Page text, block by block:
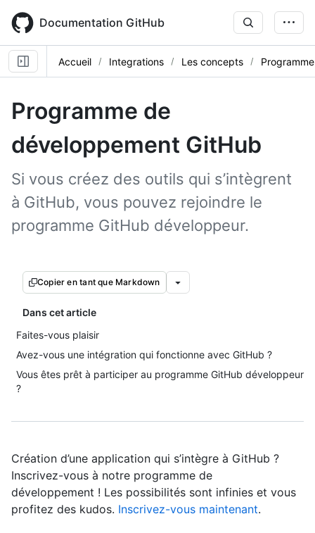
main
content
Documentation GitHub
Accueil Integrations Les concepts
Programme de
développement GitHub
Si vous créez des outils qui s’intègrent
à GitHub, vous pouvez rejoindre le
programme GitHub développeur.
Copier en tant que Markdown
Dans cet article
Faites-vous plaisir
Avez-vous une intégration qui fonctionne avec GitHub ?
Vous êtes prêt à participer au programme GitHub développeur
?
Création d’une application qui s’intègre à GitHub ?
Inscrivez-vous à notre programme de
développement ! Les possibilités sont infinies et vous
profitez des kudos. Inscrivez-vous maintenant.